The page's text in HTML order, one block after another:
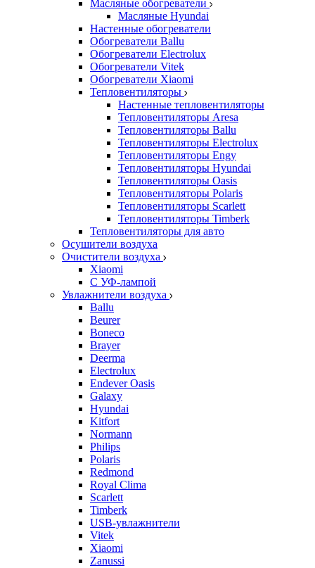
Масляные обогреватели
Масляные Hyundai
Настенные обогреватели
Обогреватели Ballu
Обогреватели Electrolux
Обогреватели Vitek
Обогреватели Xiaomi
Тепловентиляторы
Настенные тепловентиляторы
Тепловентиляторы Aresa
Тепловентиляторы Ballu
Тепловентиляторы Electrolux
Тепловентиляторы Engy
Тепловентиляторы Hyundai
Тепловентиляторы Oasis
Тепловентиляторы Polaris
Тепловентиляторы Scarlett
Тепловентиляторы Timberk
Тепловентиляторы для авто
Осушители воздуха
Очистители воздуха
Xiaomi
С УФ-лампой
Увлажнители воздуха
Ballu
Beurer
Boneco
Brayer
Deerma
Electrolux
Endever Oasis
Galaxy
Hyundai
Kitfort
Normann
Philips
Polaris
Redmond
Royal Clima
Scarlett
Timberk
USB-увлажнители
Vitek
Xiaomi
Zanussi